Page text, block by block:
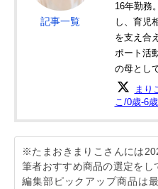
記事一覧
16年勤務
し、育児
を支え合
ポート活
の母とし
まり
こ/0歳-6
※たまおきまりこさんには
筆者おすすめ商品の選定を
編集部ピックアップ商品は